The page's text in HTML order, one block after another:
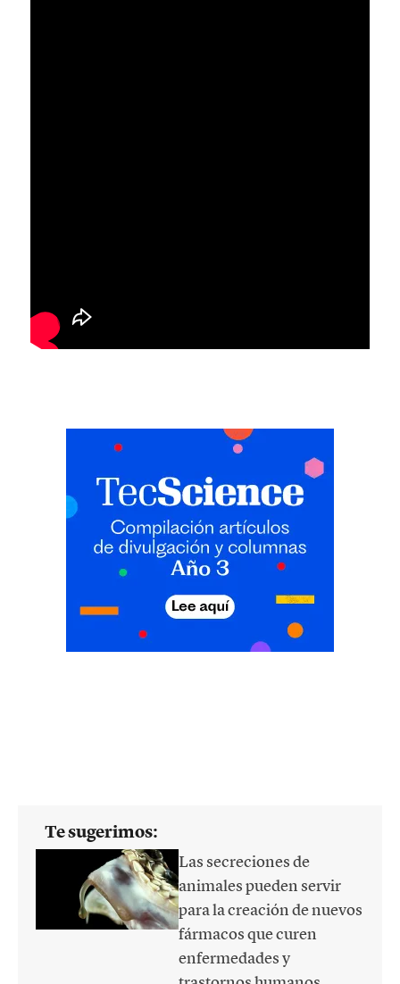
Te sugerimos:
Las secreciones de
animales pueden servir
para la creación de nuevos
fármacos que curen
enfermedades y